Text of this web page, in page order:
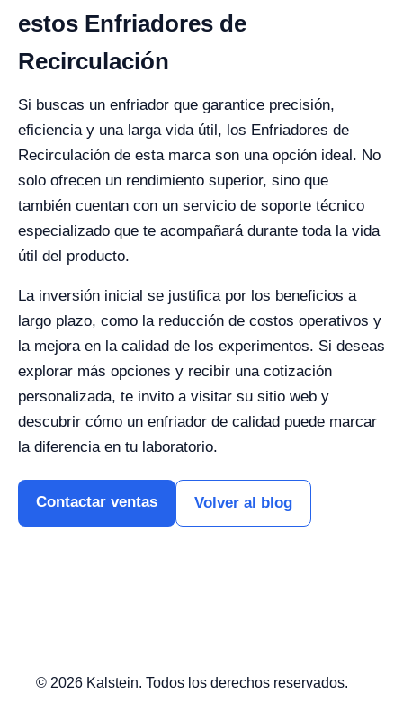
estos Enfriadores de
Recirculación
Si buscas un enfriador que garantice precisión,
eficiencia y una larga vida útil, los Enfriadores de
Recirculación de esta marca son una opción ideal. No
solo ofrecen un rendimiento superior, sino que
también cuentan con un servicio de soporte técnico
especializado que te acompañará durante toda la vida
útil del producto.
La inversión inicial se justifica por los beneficios a
largo plazo, como la reducción de costos operativos y
la mejora en la calidad de los experimentos. Si deseas
explorar más opciones y recibir una cotización
personalizada, te invito a visitar su sitio web y
descubrir cómo un enfriador de calidad puede marcar
la diferencia en tu laboratorio.
Contactar ventas Volver al blog
© 2026 Kalstein. Todos los derechos reservados.